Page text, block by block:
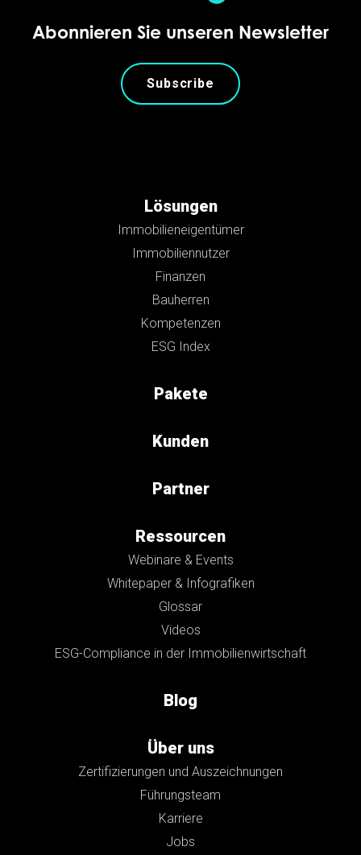
Abonnieren Sie unseren Newsletter
Subscribe
Lösungen
Immobilieneigentümer
Immobiliennutzer
Finanzen
Bauherren
Kompetenzen
ESG Index
Pakete
Kunden
Partner
Ressourcen
Webinare & Events
Whitepaper & Infografiken
Glossar
Videos
ESG-Compliance in der Immobilienwirtschaft
Blog
Über uns
Zertifizierungen und Auszeichnungen
Führungsteam
Karriere
Jobs